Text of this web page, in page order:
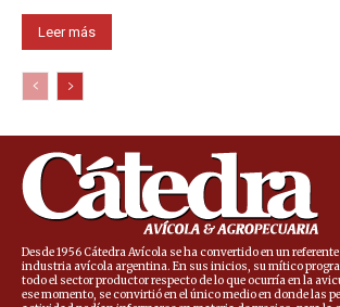
Leer más
Desde 1956 Cátedra Avícola se ha convertido en un
industria avícola argentina. En sus inicios, su mítico
todo el sector productor respecto de lo que ocurría en la
ese momento, se convirtió en el único medio en donde las